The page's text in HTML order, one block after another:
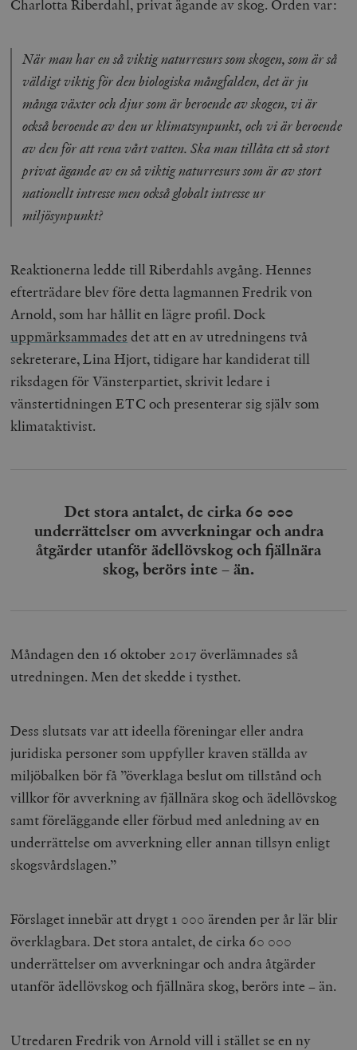
Charlotta Riberdahl, privat ägande av skog. Orden var:
När man har en så viktig naturresurs som skogen, som är så
väldigt viktig för den biologiska mångfalden, det är ju
många växter och djur som är beroende av skogen, vi är
också beroende av den ur klimatsynpunkt, och vi är beroende
av den för att rena vårt vatten. Ska man tillåta ett så stort
privat ägande av en så viktig naturresurs som är av stort
nationellt intresse men också globalt intresse ur
miljösynpunkt?
Reaktionerna ledde till Riberdahls avgång. Hennes
efterträdare blev före detta lagmannen Fredrik von
Arnold, som har hållit en lägre profil. Dock
uppmärksammades det att en av utredningens två
sekreterare, Lina Hjort, tidigare har kandiderat till
riksdagen för Vänsterpartiet, skrivit ledare i
vänstertidningen ETC och presenterar sig själv som
klimataktivist.
Det stora antalet, de cirka 60 000
underrättelser om avverkningar och andra
åtgärder utanför ädellövskog och fjällnära
skog, berörs inte – än.
Måndagen den 16 oktober 2017 överlämnades så
utredningen. Men det skedde i tysthet.
Dess slutsats var att ideella föreningar eller andra
juridiska personer som uppfyller kraven ställda av
miljöbalken bör få ”överklaga beslut om tillstånd och
villkor för avverkning av fjällnära skog och ädellövskog
samt föreläggande eller förbud med anledning av en
underrättelse om avverkning eller annan tillsyn enligt
skogsvårdslagen.”
Förslaget innebär att drygt 1 000 ärenden per år lär blir
överklagbara. Det stora antalet, de cirka 60 000
underrättelser om avverkningar och andra åtgärder
utanför ädellövskog och fjällnära skog, berörs inte – än.
Utredaren Fredrik von Arnold vill i stället se en ny